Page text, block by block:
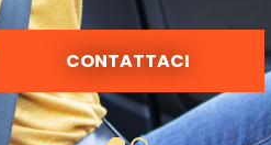
CONTATTACI